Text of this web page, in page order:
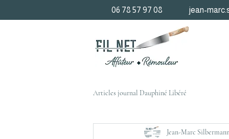
06 78 57 97 08 jean-
Articles journal Dauphiné Libéré
Jean-Marc